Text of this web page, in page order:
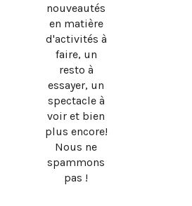
nouveautés
en matière
d'activités à
faire, un
resto à
essayer, un
spectacle à
voir et bien
plus encore!
Nous ne
spammons
pas !